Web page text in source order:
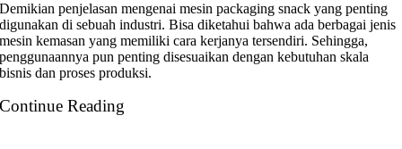
Demikian penjelasan mengenai mesin packaging snack yang penting
digunakan di sebuah industri. Bisa diketahui bahwa ada berbagai jenis
mesin kemasan yang memiliki cara kerjanya tersendiri. Sehingga,
penggunaannya pun penting disesuaikan dengan kebutuhan skala
bisnis dan proses produksi.
Continue Reading